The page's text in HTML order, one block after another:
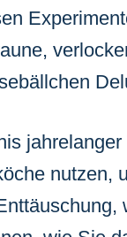
nutzen,